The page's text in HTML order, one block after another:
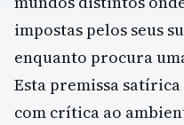
impostas pelos seus
enquanto procura
Esta premissa
com crítica ao